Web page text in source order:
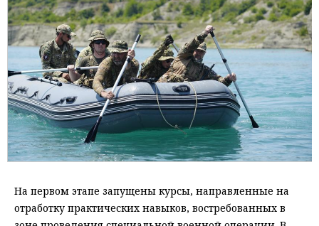
На первом этапе запущены курсы, направленные на
отработку практических навыков, востребованных в